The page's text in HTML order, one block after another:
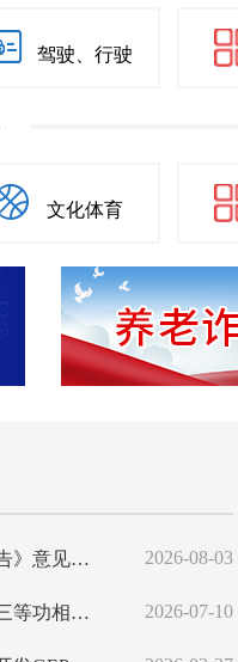
驾驶、行驶
文化体育
关于征求《源城区人民政府关于发布森林防火禁火令的通告》意见的函 2026-08-03
关于公开征集源城区消防救援大队报请区人民政府记集体三等功相关意见建议的公... 2026-07-10